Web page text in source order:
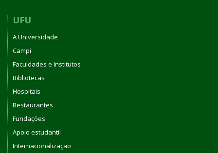
UFU
A Universidade
Campi
Faculdades e Institutos
Bibliotecas
Hospitais
Restaurantes
Fundações
Apoio estudantil
Internacionalização